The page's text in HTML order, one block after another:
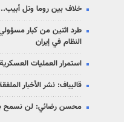
خلاف بين روما وتل أبيب...
طرد اثنين من كبار
النظام في إيران
استمرار العمليات
قاليباف: نشر الأخبار
محسن رضائي: لن نسمح